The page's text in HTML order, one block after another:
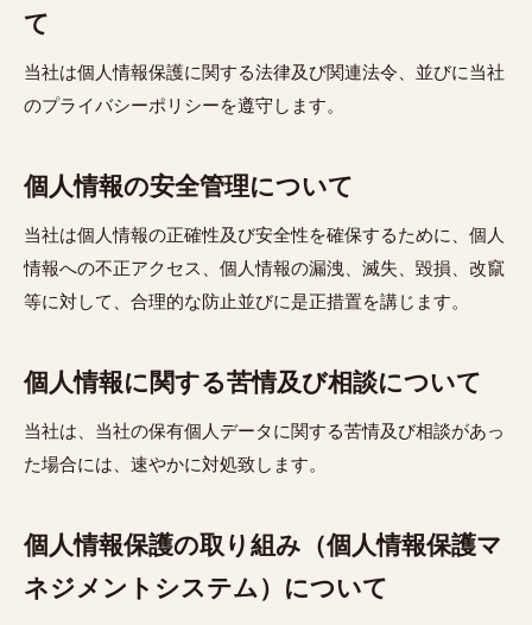
て
当社は個人情報保護に関する法律及び関連法令、並びに当社
のプライバシーポリシーを遵守します。
個人情報の安全管理について
当社は個人情報の正確性及び安全性を確保するために、個人
情報への不正アクセス、個人情報の漏洩、滅失、毀損、改竄
等に対して、合理的な防止並びに是正措置を講じます。
個人情報に関する苦情及び相談について
当社は、当社の保有個人データに関する苦情及び相談があっ
た場合には、速やかに対処致します。
個人情報保護の取り組み（個人情報保護マ
ネジメントシステム）について